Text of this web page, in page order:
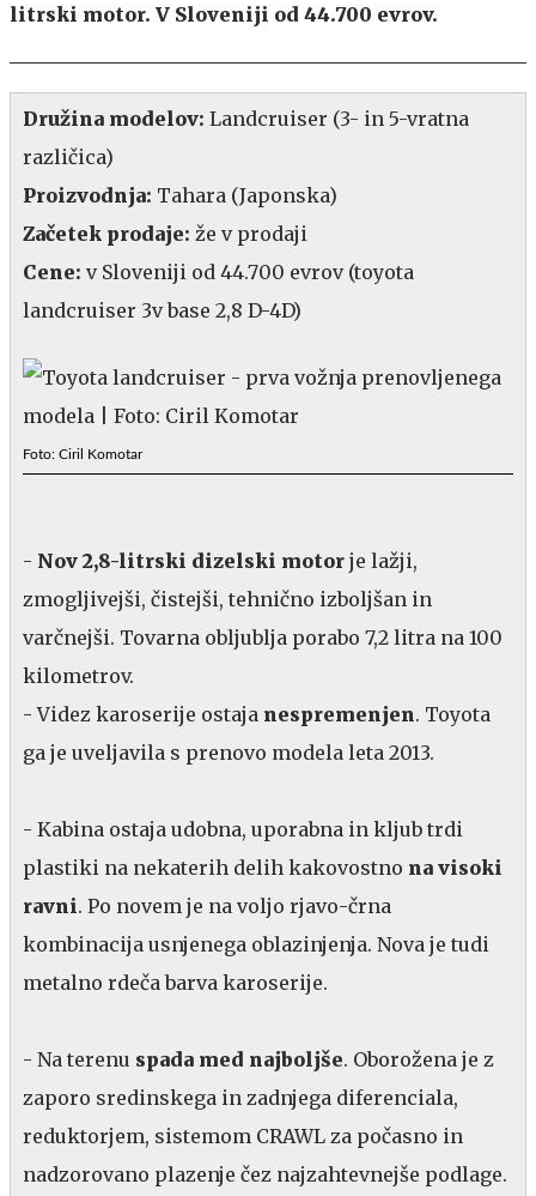
litrski motor. V Sloveniji od 44.700 evrov.
Družina modelov: Landcruiser (3- in 5-vratna
različica)
Proizvodnja: Tahara (Japonska)
Začetek prodaje: že v prodaji
Cene: v Sloveniji od 44.700 evrov (toyota
landcruiser 3v base 2,8 D-4D)
Foto: Ciril Komotar
- Nov 2,8-litrski dizelski motor je lažji,
zmogljivejši, čistejši, tehnično izboljšan in
varčnejši. Tovarna obljublja porabo 7,2 litra na 100
kilometrov.
- Videz karoserije ostaja nespremenjen. Toyota
ga je uveljavila s prenovo modela leta 2013.
- Kabina ostaja udobna, uporabna in kljub trdi
plastiki na nekaterih delih kakovostno na visoki
ravni. Po novem je na voljo rjavo-črna
kombinacija usnjenega oblazinjenja. Nova je tudi
metalno rdeča barva karoserije.
- Na terenu spada med najboljše. Oborožena je z
zaporo sredinskega in zadnjega diferenciala,
reduktorjem, sistemom CRAWL za počasno in
nadzorovano plazenje čez najzahtevnejše podlage.